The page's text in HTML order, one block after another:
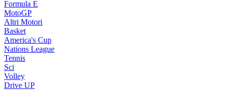
Formula E
MotoGP
Altri Motori
Basket
America's Cup
Nations League
Tennis
Sci
Volley
Drive UP